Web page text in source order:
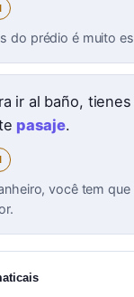
do prédio é muito
ir al baño,
pasaje.
você tem